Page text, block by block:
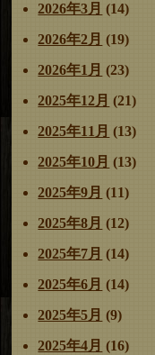
2026年3月 (14)
2026年2月 (19)
2026年1月 (23)
2025年12月 (21)
2025年11月 (13)
2025年10月 (13)
2025年9月 (11)
2025年8月 (12)
2025年7月 (14)
2025年6月 (14)
2025年5月 (9)
2025年4月 (16)